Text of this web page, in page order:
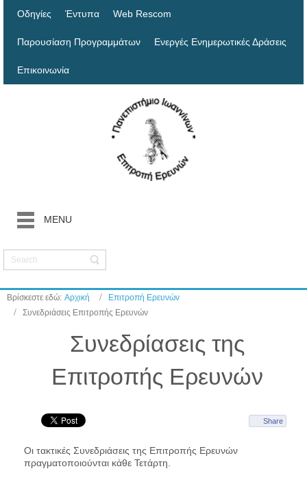
Οδηγίες Έντυπα Web Rescom
Παρουσίαση Προγραμμάτων Ενεργές Ενημερωτικές Δράσεις
Επικοινωνία
MENU
Βρίσκεστε εδώ: Αρχική
Επιτροπή Ερευνών
Συνεδριάσεις Επιτροπής Ερευνών
Συνεδρίασεις της
Επιτροπής Ερευνών
Share
Οι τακτικές Συνεδριάσεις της Επιτροπής Ερευνών
πραγματοποιούνται κάθε Τετάρτη.